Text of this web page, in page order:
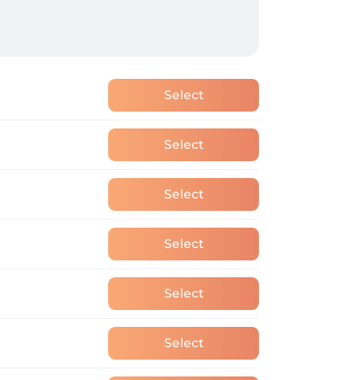
Select
Select
Select
Select
Select
Select